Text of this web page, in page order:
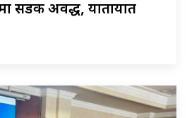
सडक अवरुद्ध, यातायात